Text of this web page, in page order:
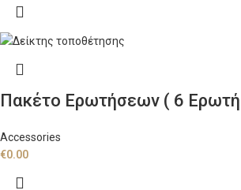
Πακέτο Ερωτήσεων ( 6
Accessories
€0.00